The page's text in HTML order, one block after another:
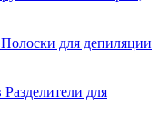
Полоски для депиляции
Разделители для